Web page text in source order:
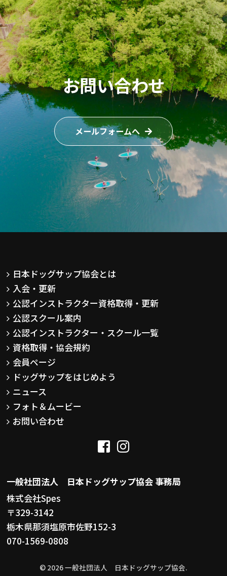
お問い合わせ
メールフォームへ
日本ドッグサップ協会とは
入会・更新
公認インストラクター資格取得・更新
公認スクール案内
公認インストラクター・スクール一覧
資格取得・協会規約
会員ページ
ドッグサップをはじめよう
ニュース
フォト＆ムービー
お問い合わせ
一般社団法人 日本ドッグサップ協会 事務局
株式会社Spes
〒329-3142
栃木県那須塩原市佐野152-3
070-1569-0808
© 2026 一般社団法人 日本ドッグサップ協会.